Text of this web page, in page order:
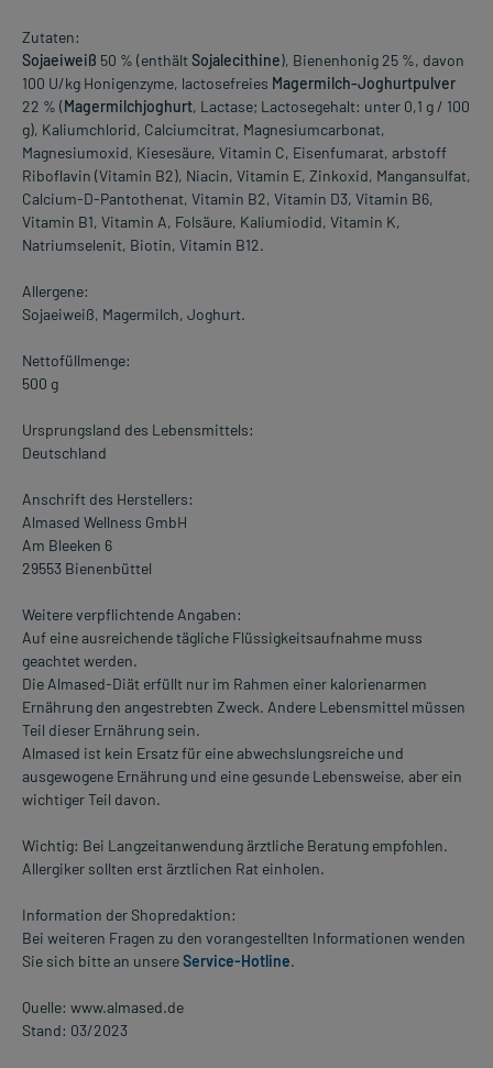
Zutaten:
Sojaeiweiß 50 % (enthältSojalecithine), Bienenhonig 25 %, davon
100 U/kg Honigenzyme, lactosefreies Magermilch-Joghurtpulver
22 % (Magermilchjoghurt, Lactase; Lactosegehalt: unter 0,1 g / 100
g), Kaliumchlorid, Calciumcitrat, Magnesiumcarbonat,
Magnesiumoxid, Kiesesäure, Vitamin C, Eisenfumarat, arbstoff
Riboflavin (Vitamin B2), Niacin, Vitamin E, Zinkoxid, Mangansulfat,
Calcium-D-Pantothenat, Vitamin B2, Vitamin D3, Vitamin B6,
Vitamin B1, Vitamin A, Folsäure, Kaliumiodid, Vitamin K,
Natriumselenit, Biotin, Vitamin B12.
Allergene:
Sojaeiweiß, Magermilch, Joghurt.
Nettofüllmenge:
500 g
Ursprungsland des Lebensmittels:
Deutschland
Anschrift des Herstellers:
Almased Wellness GmbH
Am Bleeken 6
29553 Bienenbüttel
Weitere verpflichtende Angaben:
Auf eine ausreichende tägliche Flüssigkeitsaufnahme muss
geachtet werden.
Die Almased-Diät erfüllt nur im Rahmen einer kalorienarmen
Ernährung den angestrebten Zweck. Andere Lebensmittel müssen
Teil dieser Ernährung sein.
Almased ist kein Ersatz für eine abwechslungsreiche und
ausgewogene Ernährung und eine gesunde Lebensweise, aber ein
wichtiger Teil davon.
Wichtig: Bei Langzeitanwendung ärztliche Beratung empfohlen.
Allergiker sollten erst ärztlichen Rat einholen.
Information der Shopredaktion:
Bei weiteren Fragen zu den vorangestellten Informationen wenden
Sie sich bitte an unsereService-Hotline.
Quelle: www.almased.de
Stand: 03/2023